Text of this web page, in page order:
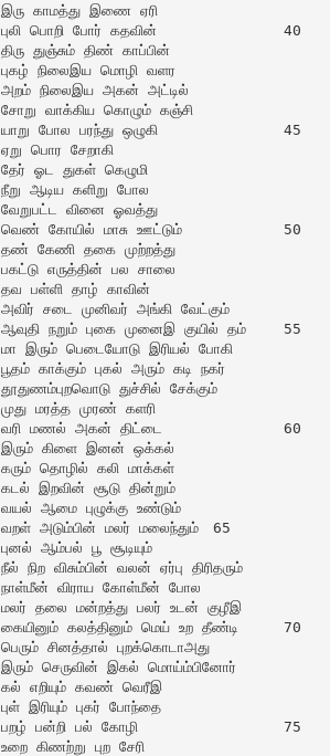
இரு காமத்து இணை ஏரி
புலி பொறி போர் கதவின்		40
திரு துஞ்சும் திண் காப்பின்
புகழ் நிலைஇய மொழி வளர
அறம் நிலைஇய அகன் அட்டில்
சோறு வாக்கிய கொழும் கஞ்சி
யாறு போல பரந்து ஒழுகி		45
ஏறு பொர சேறாகி
தேர் ஓட துகள் கெழுமி
நீறு ஆடிய களிறு போல
வேறுபட்ட வினை ஓவத்து
வெண் கோயில் மாசு ஊட்டும்		50
தண் கேணி தகை முற்றத்து
பகட்டு எருத்தின் பல சாலை
தவ பள்ளி தாழ் காவின்
அவிர் சடை முனிவர் அங்கி வேட்கும்
ஆவுதி நறும் புகை முனைஇ குயில் தம்	55
மா இரும் பெடையோடு இரியல் போகி
பூதம் காக்கும் புகல் அரும் கடி நகர்
தூதுணம்புறவொடு துச்சில் சேக்கும்
முது மரத்த முரண் களரி
வரி மணல் அகன் திட்டை		60
இரும் கிளை இனன் ஒக்கல்
கரும் தொழில் கலி மாக்கள்
கடல் இறவின் சூடு தின்றும்
வயல் ஆமை புழுக்கு உண்டும்
வறள் அடும்பின் மலர் மலைந்தும்	65
புனல் ஆம்பல் பூ சூடியும்
நீல் நிற விசும்பின் வலன் ஏர்பு திரிதரும்
நாள்மீன் விராய கோள்மீன் போல
மலர் தலை மன்றத்து பலர் உடன் குழீஇ
கையினும் கலத்தினும் மெய் உற தீண்டி	70
பெரும் சினத்தால் புறக்கொடாஅது
இரும் செருவின் இகல் மொய்ம்பினோர்
கல் எறியும் கவண் வெரீஇ
புள் இரியும் புகர் போந்தை
பறழ் பன்றி பல் கோழி			75
உறை கிணற்று புற சேரி